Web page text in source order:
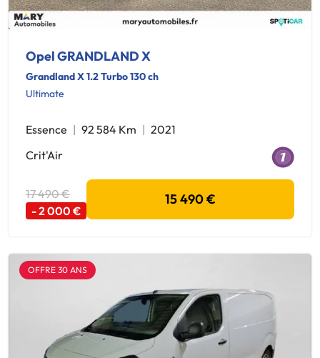
Opel GRANDLAND X
Grandland X 1.2 Turbo 130 ch
Ultimate
Essence 92 584 Km
2021
Crit'Air
17 490 €
- 2 000 €
15 490 €
OFFRE 30 ANS